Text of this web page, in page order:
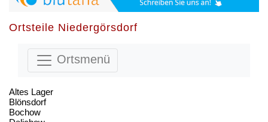
Ortsteile Niedergörsdorf
Ortsmenü
Altes Lager
Blönsdorf
Bochow